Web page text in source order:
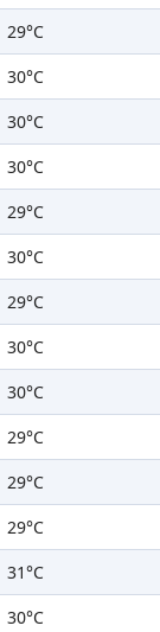
29°C
30°C
30°C
30°C
29°C
30°C
29°C
30°C
30°C
29°C
29°C
29°C
31°C
30°C